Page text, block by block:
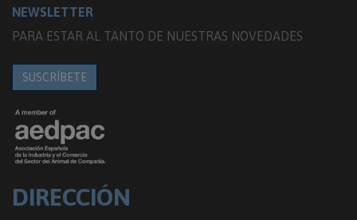
NEWSLETTER
PARA ESTAR AL TANTO DE NUESTRAS NOVEDADES
SUSCRÍBETE
DIRECCIÓN